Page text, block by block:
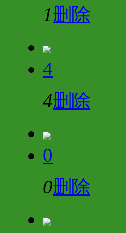
1删除
4
4删除
0
0删除